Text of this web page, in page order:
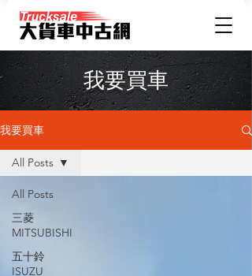
我要買車
我要買車
All Posts
三菱
MITSUBISHI
五十鈴
ISUZU
All Posts